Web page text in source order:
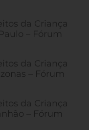
da Criança
– Fórum
da Criança
– Fórum
da Criança
– Fórum